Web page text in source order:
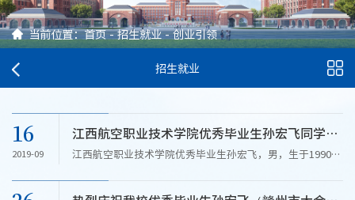
当前位置：首页-招生就业-创业引领
招生就业
16
2019-09
江西航空职业技术学院优秀毕业生孙宏飞同学基层就业典型事迹简介
江西航空职业技术学院优秀毕业生孙宏飞，男，生于1990年
主义者培养工程农村班学员，是一名新型职业农民、共青团